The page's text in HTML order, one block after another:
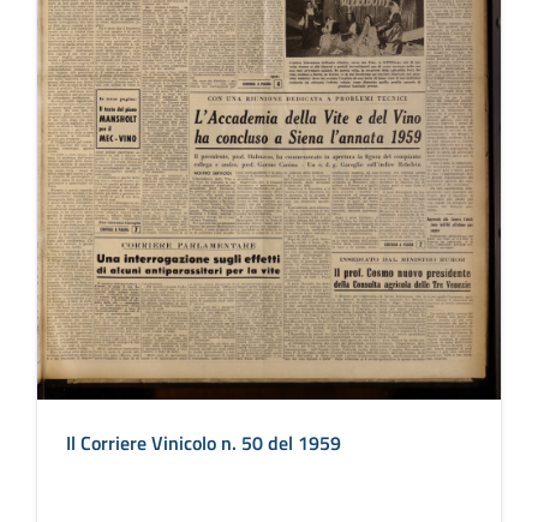
Il Corriere Vinicolo n. 50 del 1959